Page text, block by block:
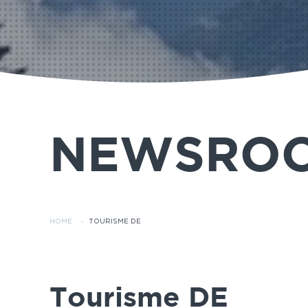
HOME · TOURISME DE
Tourisme DE